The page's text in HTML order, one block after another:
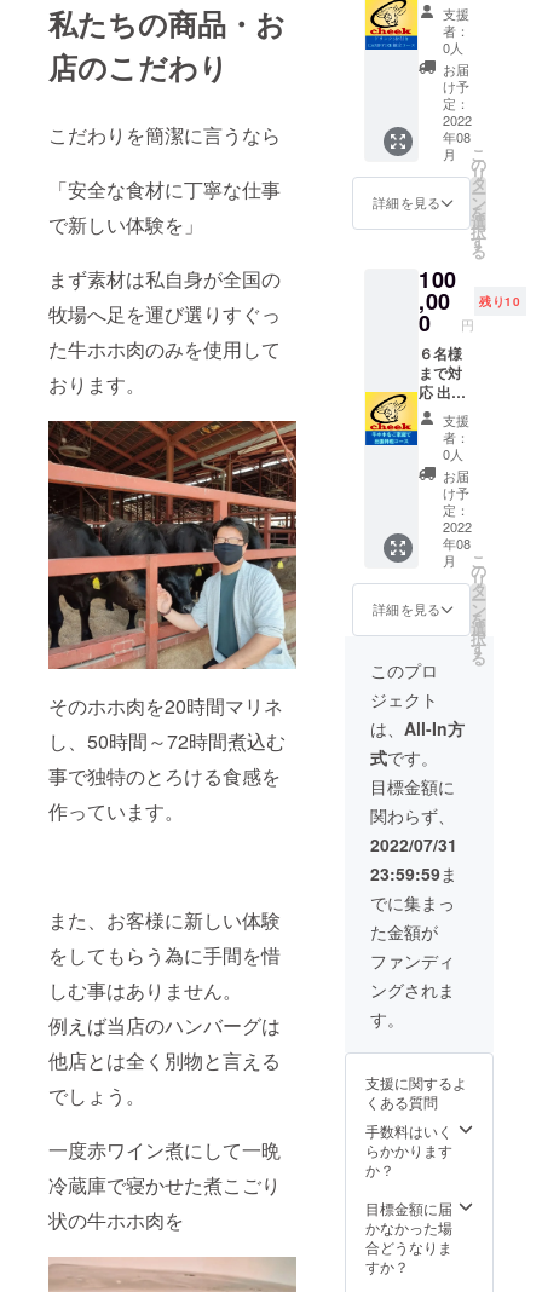
私たちの商品・お
店のこだわり
こだわりを簡潔に言うなら
「安全な食材に丁寧な仕事
で新しい体験を」
まず素材は私自身が全国の
牧場へ足を運び選りすぐっ
た牛ホホ肉のみを使用して
おります。
そのホホ肉を20時間マリネ
し、50時間～72時間煮込む
事で独特のとろける食感を
作っています。
また、お客様に新しい体験
をしてもらう為に手間を惜
しむ事はありません。
例えば当店のハンバーグは
他店とは全く別物と言える
でしょう。
一度赤ワイン煮にして一晩
冷蔵庫で寝かせた煮こごり
状の牛ホホ肉を
て頂け
れば私
が代筆
も可能
責任を
持て１
年間掲
載させ
て頂き
ます ※
公序良
遠慮下
さい
除く全
てのド
リンク
メ
ニュー
を１日
飲み放
題 ３～
４名の
場合
シャン
インを
除く全
てのド
リンク
メ
ニュー
を１日
飲み放
した
メール
画面を
確認さ
せて頂
きます
１年間
有効
円お
得】
コース
利用権
２名様
分 牛ホ
ホをメ
インに
据えた
お得な
CAMPF
IRE限定
コース
に分け
ての利
用は出
来かね
ます 送
付した
メール
画面を
確認さ
せて頂
きます
半年間
有効 ボ
トルワ
インを
除く全
てのド
リンク
からお
選び頂
けます
支援
者：
0人
お届
け予
定：
2022
年08
月
詳細を見る
こ
の
リ
タ
ー
ン
を
選
択
す
る
100
,00
0 円
残り10
６名様
まで対
応 出張
料理人
として
経験豊
富な
cheek
小林が
ご指定
日にご
家庭で
ホホ肉
をメイ
ンにし
たコー
ス料理
を作ら
せて頂
きます
苦手な
食材や
入れて
欲しい
料理、
利用
シーン
（女子
会･祖母
の誕生
日等）
をお伝
え頂け
れば 納
なコー
提案を
させて
頂きま
す 有効
期限１
交通費
及び滞
在費含
む
支援
者：
0人
お届
け予
定：
2022
年08
月
詳細を見る
こ
の
リ
タ
ー
ン
を
選
択
す
る
このプロ
ジェクト
は、 All-In方
式です。
目標金額に
関わらず、
2022/07/31
23:59:59ま
でに集まっ
た金額が
ファンディ
ングされま
す。
支援に関するよ
くある質問
手数料はいく
らかかります
か？
目標金額に届
かなかった場
合どうなりま
すか？